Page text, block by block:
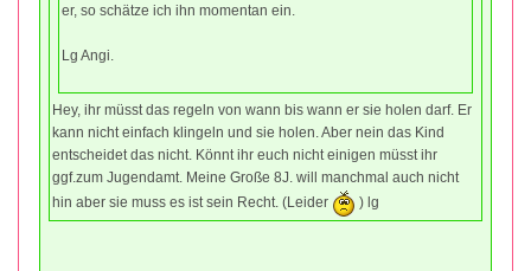
er, so schätze ich ihn momentan ein.
Lg Angi.
Hey, ihr müsst das regeln von wann bis wann er sie holen darf. Er
kann nicht einfach klingeln und sie holen. Aber nein das Kind
entscheidet das nicht. Könnt ihr euch nicht einigen müsst ihr
ggf.zum Jugendamt. Meine Große 8J. will manchmal auch nicht
hin aber sie muss es ist sein Recht. (Leider
) lg